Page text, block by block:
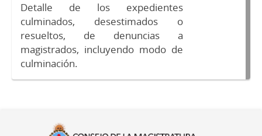
Detalle de los expedientes
culminados, desestimados o
resueltos, de denuncias a
magistrados, incluyendo modo de
culminación.